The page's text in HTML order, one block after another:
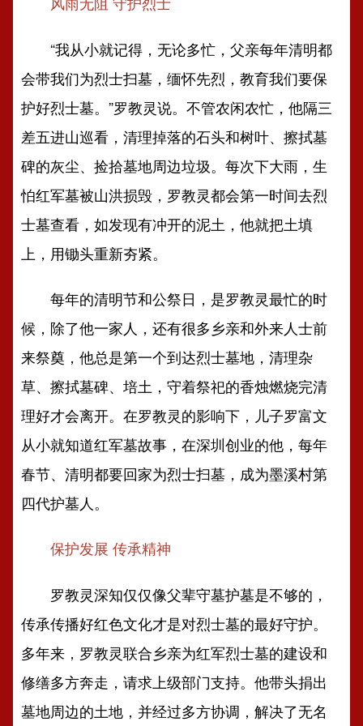
“我从小就记得，无论多忙，父亲每年清明都
会带我们为烈士扫墓，缅怀先烈，教育我们要保
护好烈士墓。”罗教灵说。不管农闲农忙，他隔三
差五进山巡看，清理掉落的石头和树叶、擦拭墓
碑的灰尘、捡拾墓地周边垃圾。每次下大雨，生
怕红军墓被山洪损毁，罗教灵都会第一时间去烈
士墓查看，如发现有冲开的泥土，他就把土填
上，用锄头重新夯紧。
每年的清明节和公祭日，是罗教灵最忙的时
候，除了他一家人，还有很多乡亲和外来人士前
来祭奠，他总是第一个到达烈士墓地，清理杂
草、擦拭墓碑、培土，守着祭祀的香烛燃烧完清
理好才会离开。在罗教灵的影响下，儿子罗富文
从小就知道红军墓故事，在深圳创业的他，每年
春节、清明都要回家为烈士扫墓，成为墨溪村第
四代护墓人。
保护发展 传承精神
罗教灵深知仅仅像父辈守墓护墓是不够的，
传承传播好红色文化才是对烈士墓的最好守护。
多年来，罗教灵联合乡亲为红军烈士墓的建设和
修缮多方奔走，请求上级部门支持。他带头捐出
墓地周边的土地，并经过多方协调，解决了无名